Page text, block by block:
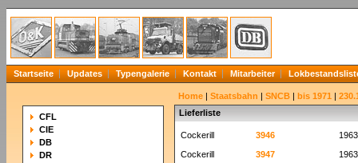
Startseite Updates Typengalerie Kontakt Mitarbeiter
CFL
CIE
DB
DR
Home | Staatsbahn | SNCB | bis 1971 |
Lieferliste
Cockerill 3946
1963
Cockerill
3947
1963